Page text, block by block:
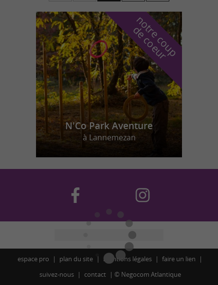
n
o
t
r
e
c
o
u
p
d
e
c
o
e
u
r
N'Co Park Aventure
à Lannemezan
espace pro plan du site mentions légales
faire un lien
suivez-nous
contact © Negocom Atlantique